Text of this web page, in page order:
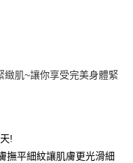
緻肌~讓你享受完美身體緊
!
撫平細紋讓肌膚更光滑細